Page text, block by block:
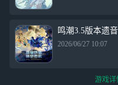
鸣潮3.5版本遗
2026/06/27 10:07
游戏详